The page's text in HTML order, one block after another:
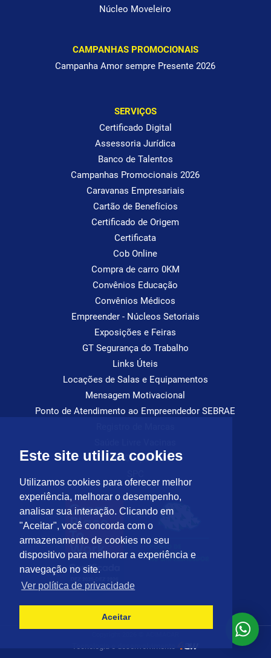
Este site utiliza cookies
Utilizamos cookies para oferecer melhor
experiência, melhorar o desempenho,
analisar sua interação. Clicando em
"Aceitar", você concorda com o
armazenamento de cookies no seu
dispositivo para melhorar a experiência e
navegação no site.
Ver política de privacidade
Aceitar
Núcleo Moveleiro
CAMPANHAS PROMOCIONAIS
Campanha Amor sempre Presente 2026
SERVIÇOS
Certificado Digital
Assessoria Jurídica
Banco de Talentos
Campanhas Promocionais 2026
Caravanas Empresariais
Cartão de Benefícios
Certificado de Origem
Certificata
Cob Online
Compra de carro 0KM
Convênios Educação
Convênios Médicos
Empreender - Núcleos Setoriais
Exposições e Feiras
GT Segurança do Trabalho
Links Úteis
Locações de Salas e Equipamentos
Mensagem Motivacional
Ponto de Atendimento ao Empreendedor SEBRAE
Saúde Ocupacional